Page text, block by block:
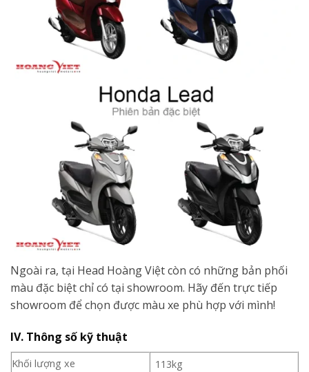
Ngoài ra, tại Head Hoàng Việt còn có những bản phối
màu đặc biệt chỉ có tại showroom. Hãy đến trực tiếp
showroom để chọn được màu xe phù hợp với mình!
IV. Thông số kỹ thuật
Khối lượng xe 113kg